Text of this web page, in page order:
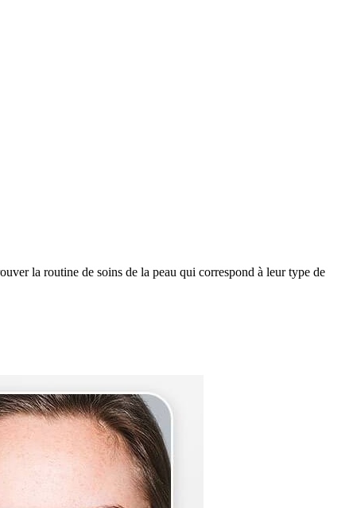
la routine de soins de la peau qui correspond à leur type de